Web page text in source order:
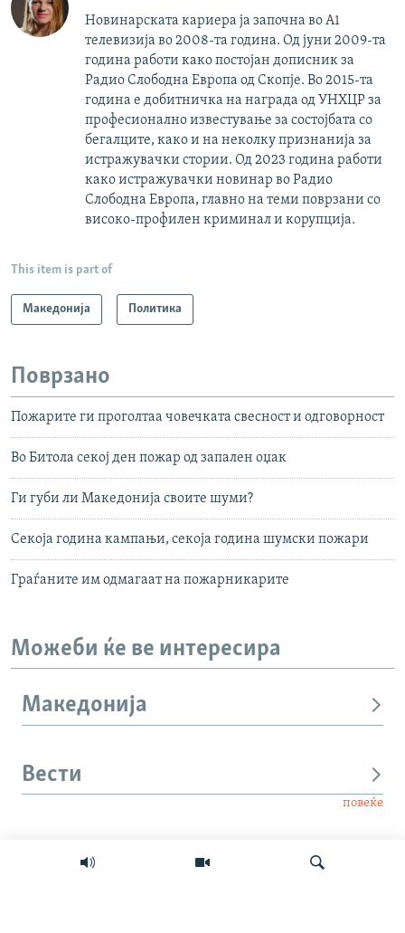
Новинарската кариера ја започна во А1
телевизија во 2008-та година. Од јуни 2009-та
година работи како постојан дописник за
Радио Слободна Европа од Скопје. Во 2015-та
година е добитничка на награда од УНХЦР за
професионално известување за состојбата со
бегалците, како и на неколку признанија за
истражувачки стории. Од 2023 година работи
како истражувачки новинар во Радио
Слободна Европа, главно на теми поврзани со
високо-профилен криминал и корупција.
This item is part of
Македонија Политика
Поврзано
Пожарите ги проголтаа човечката свесност и одговорност
Во Битола секој ден пожар од запален оџак
Ги губи ли Македонија своите шуми?
Секоја година кампањи, секоја година шумски пожари
Граѓаните им одмагаат на пожарникарите
Можеби ќе ве интересира
Македонија
Вести
повеќе
Интервју